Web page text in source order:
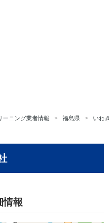
ーニング業者情報 福島県 いわ
情報